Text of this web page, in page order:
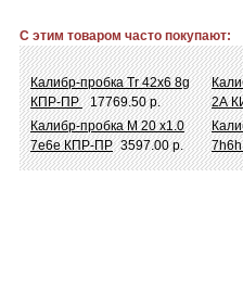
С этим товаром часто покупают:
Калибр-пробка Tr 42х6 8g
КПР-ПР 17769.50 р.
2А
Калибр-пробка М 20 х1.0
7e6e КПР-ПР 3597.00 р.